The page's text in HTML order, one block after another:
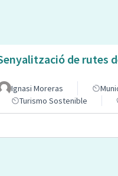
de rutes
Ignasi Moreras
Turismo Sostenible